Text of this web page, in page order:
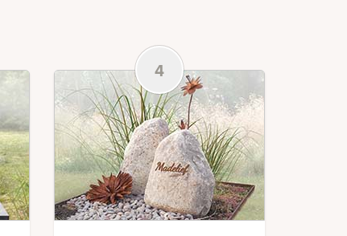
4